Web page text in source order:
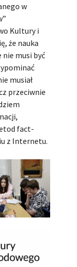
w
Kultury i
że nauka
musi być
musiał
przeciwnie
fact-
z Internetu.